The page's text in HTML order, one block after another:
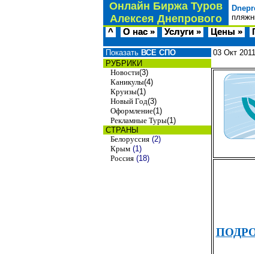
Онлайн Биржа Туров
Алексея Днепрового
^ О нас » Услуги » Цены »
Показать ВСЕ СПО
РУБРИКИ
Новости(3)
Каникулы(4)
Круизы(1)
Новый Год(3)
Оформление(1)
Рекламные Туры(1)
СТРАНЫ
Белоруссия (2)
Крым (1)
Россия (18)
03 Окт 2011